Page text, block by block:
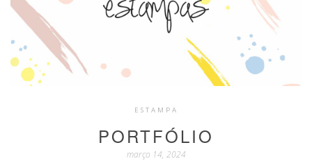
ESTAMPA
PORTFÓLIO
março 14, 2024